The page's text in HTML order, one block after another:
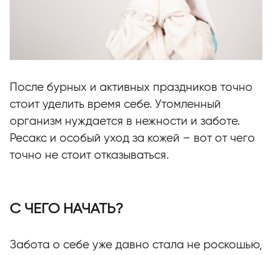
После бурных и активных праздников точно
стоит уделить время себе. Утомленный
организм нуждается в нежности и заботе.
Ресакс и особый уход за кожей – вот от чего
точно не стоит отказываться.
С ЧЕГО НАЧАТЬ?
Забота о себе уже давно стала не роскошью,